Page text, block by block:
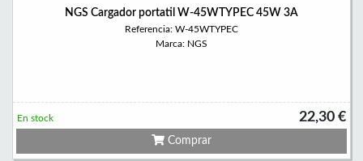
NGS Cargador portatil W-45WTYPEC 45W 3A
Referencia: W-45WTYPEC
Marca: NGS
22,30 €
En stock
Comprar